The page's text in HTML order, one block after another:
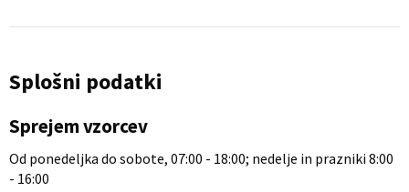
Splošni podatki
Sprejem vzorcev
Od ponedeljka do sobote, 07:00 - 18:00; nedelje in prazniki 8:00
- 16:00